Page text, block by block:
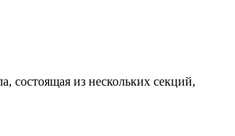
состоящая из нескольких секций,